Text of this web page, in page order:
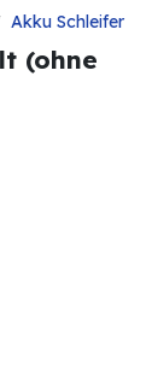
Akku Schleifer
(ohne